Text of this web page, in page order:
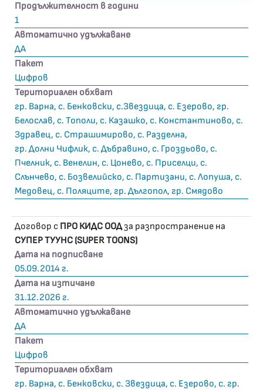
Продължителност в години
1
Автоматично удължаване
ДА
Пакет
Цифров
Териториален обхват
гр. Варна, с. Бенковски, с.Звездица, с. Езерово, гр.
Белослав, с. Тополи, с. Казашко, с. Константиново, с.
Здравец, с. Страшимирово, с. Разделна,
гр. Долни Чифлик, с. Дъбравино, с. Гроздьово, с.
Пчелник, с. Венелин, с. Цонево, с. Приселци, с.
Слънчево, с. Бозвелийско, с. Партизани, с. Лопуша, с.
Медовец, с. Поляците, гр. Дългопол, гр. Смядово
Договор с ПРО КИДС ООДза разпространение на
СУПЕР ТУУНС (SUPER TOONS)
Дата на подписване
05.09.2014 г.
Дата на изтичане
31.12.2026 г.
Автоматично удължаване
ДА
Пакет
Цифров
Териториален обхват
гр. Варна, с. Бенковски, с. Звездица, с. Езерово, с. гр.